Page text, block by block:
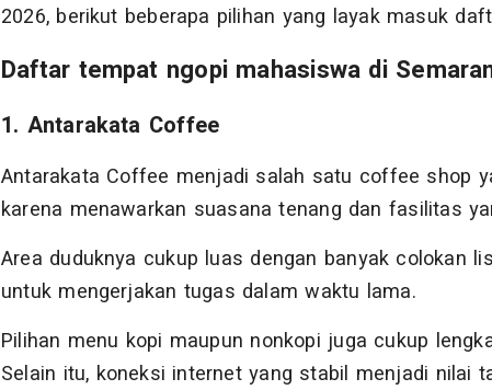
2026, berikut beberapa pilihan yang layak masuk
Daftar tempat ngopi mahasiswa di
1. Antarakata Coffee
Antarakata Coffee menjadi salah satu coffee shop
karena menawarkan suasana tenang dan fasilitas
Area duduknya cukup luas dengan banyak colokan
untuk mengerjakan tugas dalam waktu lama.
Pilihan menu kopi maupun nonkopi juga cukup
Selain itu, koneksi internet yang stabil menjadi nilai